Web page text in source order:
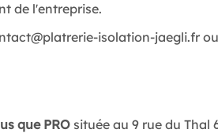
de l'entreprise.
isolation-jaegli.fr
que PRO située au 9 rue du Thal